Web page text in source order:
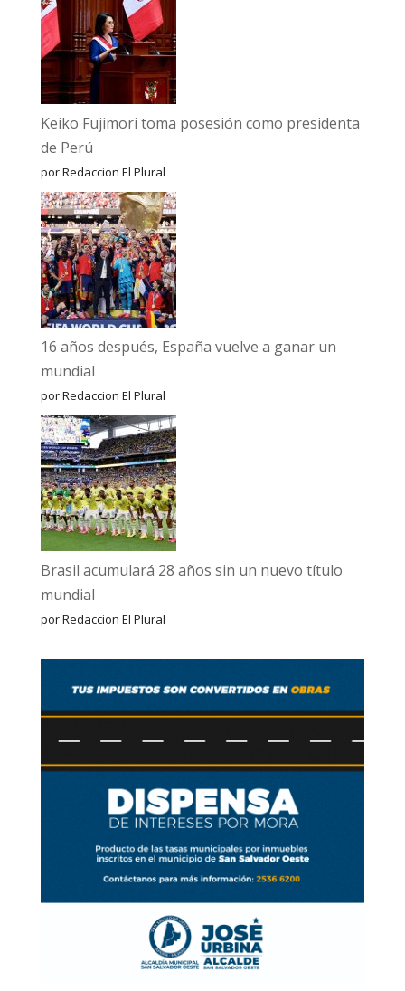
Keiko Fujimori toma posesión como presidenta
de Perú
por Redaccion El Plural
16 años después, España vuelve a ganar un
mundial
por Redaccion El Plural
Brasil acumulará 28 años sin un nuevo título
mundial
por Redaccion El Plural